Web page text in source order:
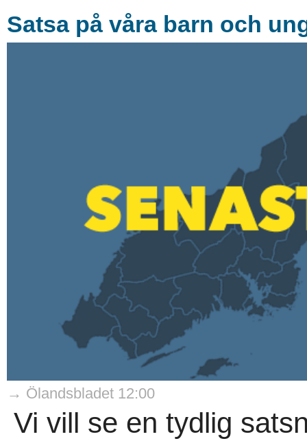
Satsa på våra barn och
→ Ölandsbladet 12:00
Vi vill se en tydlig